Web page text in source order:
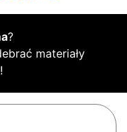
?
materiały